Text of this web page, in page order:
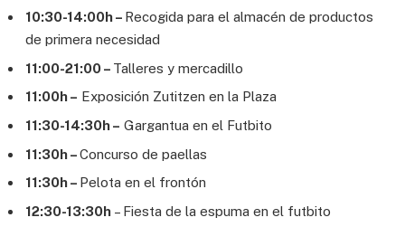
10:30-14:00h – Recogida para el almacén de productos
de primera necesidad
11:00-21:00 – Talleres y mercadillo
11:00h – Exposición Zutitzen en la Plaza
11:30-14:30h – Gargantua en el Futbito
11:30h –Concurso de paellas
11:30h – Pelota en el frontón
12:30-13:30h – Fiesta de la espuma en el futbito